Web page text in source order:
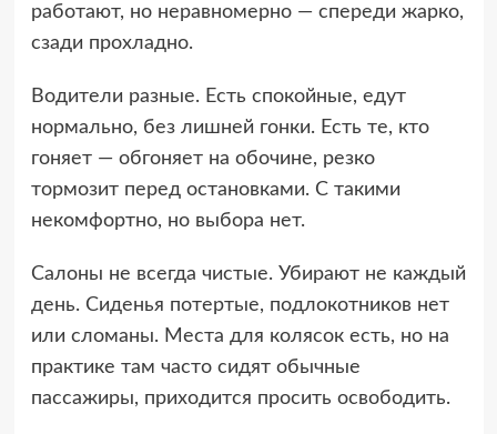
работают, но неравномерно — спереди жарко,
сзади прохладно.
Водители разные. Есть спокойные, едут
нормально, без лишней гонки. Есть те, кто
гоняет — обгоняет на обочине, резко
тормозит перед остановками. С такими
некомфортно, но выбора нет.
Салоны не всегда чистые. Убирают не каждый
день. Сиденья потертые, подлокотников нет
или сломаны. Места для колясок есть, но на
практике там часто сидят обычные
пассажиры, приходится просить освободить.